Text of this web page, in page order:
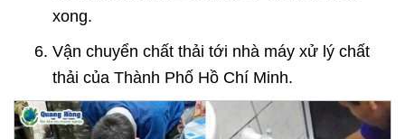
xong.
Vận chuyển chất thải tới nhà máy xử lý chất
thải của Thành Phố Hồ Chí Minh.